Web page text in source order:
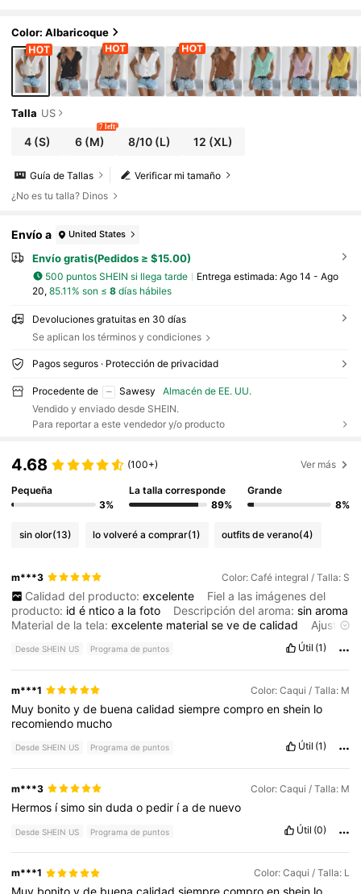
Color: Albaricoque
Talla US
4 (S) 6 (M)
7 left
8/10(L) 12 (XL)
Verificar mi tamaño
Guía de Tallas
¿No es tu talla? Dinos
Envío a United States
Envío gratis(Pedidos ≥ $15.00)
500 puntos SHEIN si llega tarde Entrega estimada: Ago 14 - Ago
20, 85.11% son ≤ 8días hábiles
Devoluciones gratuitas en 30 días
Se aplican los términos y condiciones
Pagos seguros · Protección de privacidad
Procedente de Sawesy
Almacén de EE. UU.
Vendido y enviado desde SHEIN.
Para reportar a este vendedor y/o producto
4.68 (100+) Ver más
Pequeña
3%
La talla corresponde
89%
Grande
8%
sin olor(13) lo volveré a comprar(1) outfits de verano(4)
m***3 Color: Café integral / Talla: S
Calidad del producto: excelente
Fiel a las imágenes del
producto: idé nticoa lafoto Descripción del aroma:sinaroma
Material de la tela:excelente materialsevedecalidad
Ajuste:
abdomencon
volumen, pedirunatallamasya abrirlazona
de
losbotones
Desde SHEIN US Programa de puntos Útil (1)
m***1 Color: Caqui / Talla: M
Muy bonitoyde buenacalidadsiemprecomproenshein lo
recomiendo mucho
Desde SHEIN US Programa de puntos Útil (1)
m***3 Color: Caqui / Talla: M
Hermos ísimosindudao pedir íade nuevo
Desde SHEIN US Programa de puntos Útil (0)
m***1 Color: Caqui / Talla: L